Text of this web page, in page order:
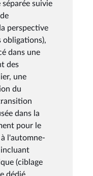
suivie
perspective
obligations),
dans une
des
une
du
dans la
pour le
l'automne-
(ciblage
dédié